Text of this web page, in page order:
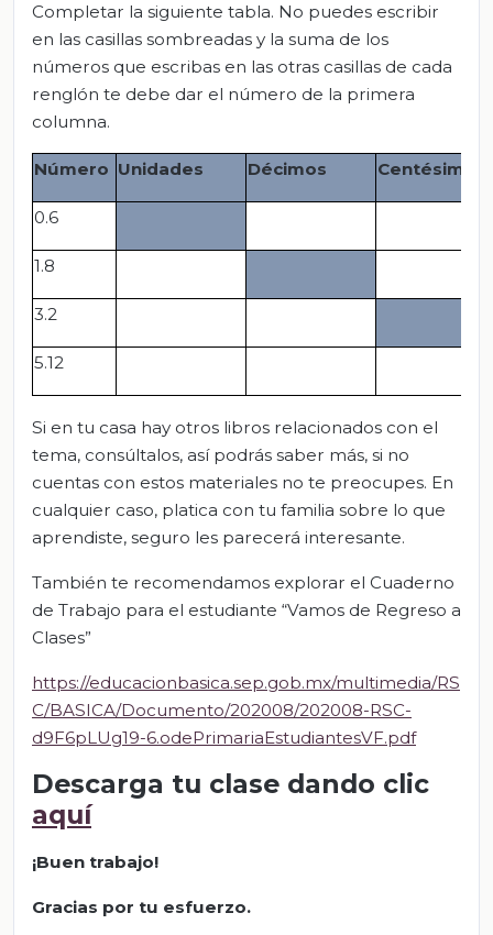
Completar la siguiente tabla. No puedes escribir
en las casillas sombreadas y la suma de los
números que escribas en las otras casillas de cada
renglón te debe dar el número de la primera
columna.
Número Unidades Décimos Centésimos
0.6
1.8
3.2
5.12
Si en tu casa hay otros libros relacionados con el
tema, consúltalos, así podrás saber más, si no
cuentas con estos materiales no te preocupes. En
cualquier caso, platica con tu familia sobre lo que
aprendiste, seguro les parecerá interesante.
También te recomendamos explorar el Cuaderno
de Trabajo para el estudiante “Vamos de Regreso a
Clases”
https://educacionbasica.sep.gob.mx/multimedia/RS
C/BASICA/Documento/202008/202008-RSC-
d9F6pLUg19-6.odePrimariaEstudiantesVF.pdf
Descarga tu clase dando clic
aquí
¡Buen trabajo!
Gracias por tu esfuerzo.